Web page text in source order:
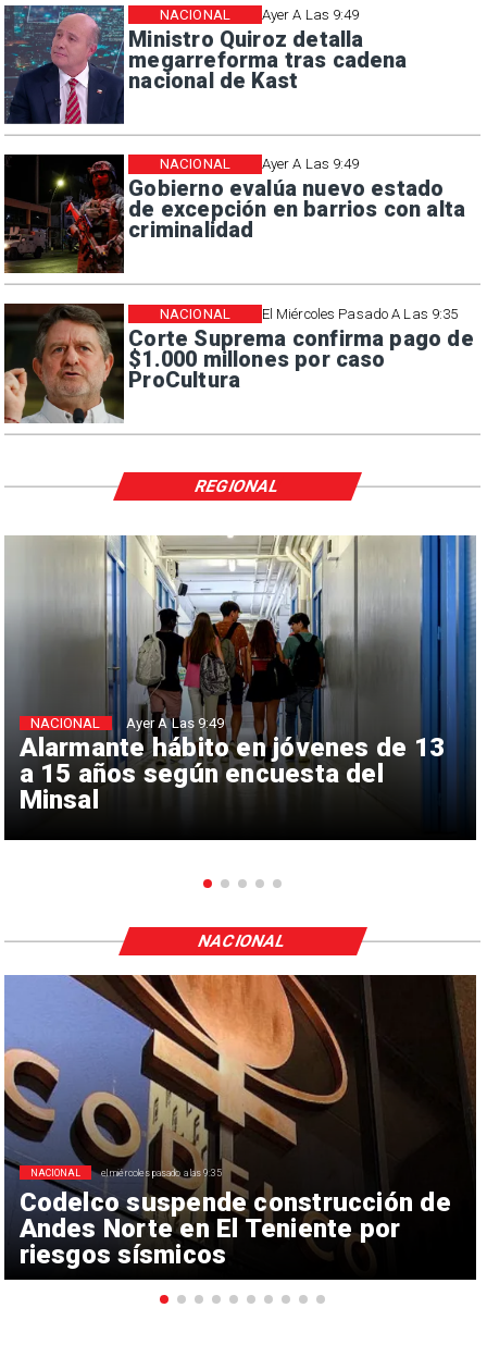
Ayer A Las 9:49
Ministro Quiroz detalla
megarreforma tras cadena
nacional de Kast
NACIONAL
Ayer A Las 9:49
Gobierno evalúa nuevo estado
de excepción en barrios con alta
criminalidad
NACIONAL
El Miércoles Pasado A Las 9:35
Corte Suprema confirma pago de
$1.000 millones por caso
ProCultura
NACIONAL
Alarmante hábito en jóvenes de 13
a 15 años según encuesta del
Minsal
NACIONAL Ayer A Las 9:49
REGIONAL
Codelco suspende construcción de
Andes Norte en El Teniente por
riesgos sísmicos
NACIONAL el miércoles pasado a las 9:35
NACIONAL